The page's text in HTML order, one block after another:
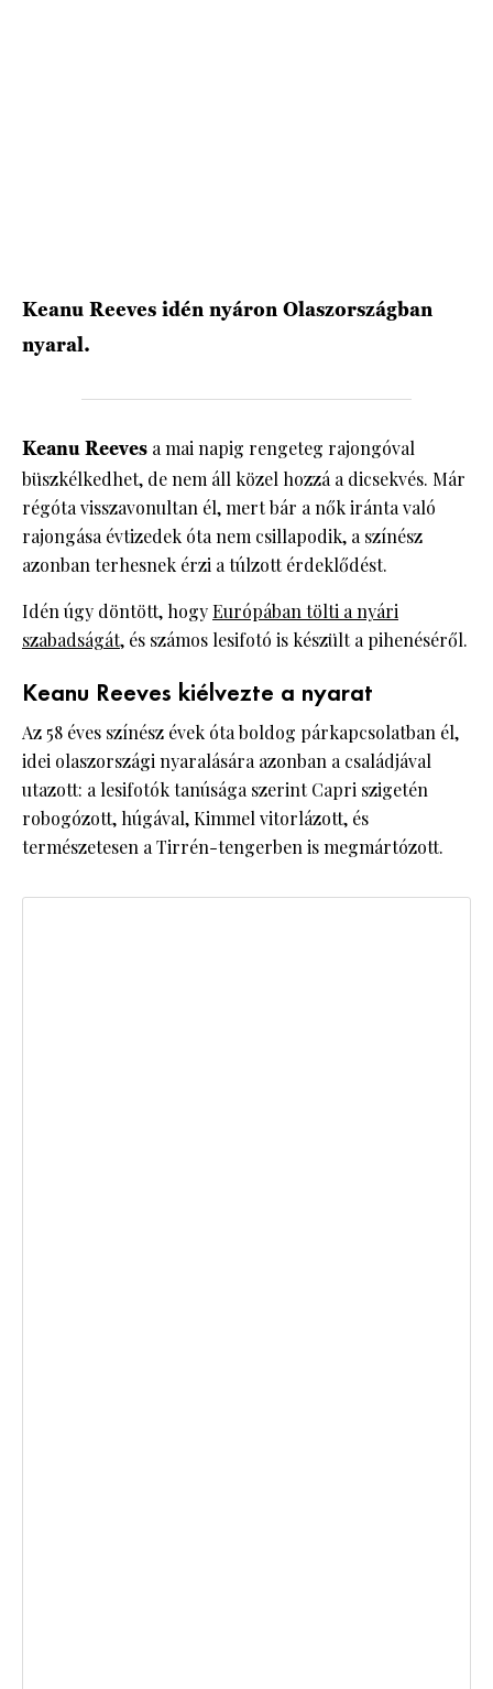
Keanu Reeves idén nyáron Olaszországban
nyaral.
Keanu Reeves a mai napig rengeteg rajongóval
büszkélkedhet, de nem áll közel hozzá a dicsekvés. Már
régóta visszavonultan él, mert bár a nők iránta való
rajongása évtizedek óta nem csillapodik, a színész
azonban terhesnek érzi a túlzott érdeklődést.
Idén úgy döntött, hogyEurópában tölti a nyári
szabadságát, és számos lesifotó is készült a pihenéséről.
Keanu Reeves kiélvezte a nyarat
Az 58 éves színész évek óta boldog párkapcsolatban él,
idei olaszországi nyaralására azonban a családjával
utazott: a lesifotók tanúsága szerint Capri szigetén
robogózott, húgával, Kimmel vitorlázott, és
természetesen a Tirrén-tengerben is megmártózott.